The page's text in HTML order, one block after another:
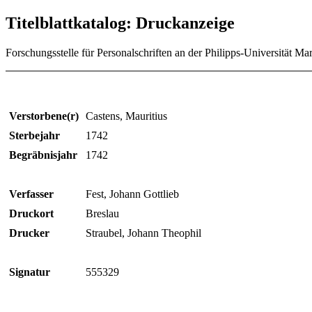
Titelblattkatalog: Druckanzeige
Forschungsstelle für Personalschriften an der Philipps-Universität
Verstorbene(r) Castens, Mauritius
Sterbejahr
1742
Begräbnisjahr
1742
Verfasser
Fest, Johann Gottlieb
Druckort
Breslau
Drucker
Straubel, Johann Theophil
Signatur 555329